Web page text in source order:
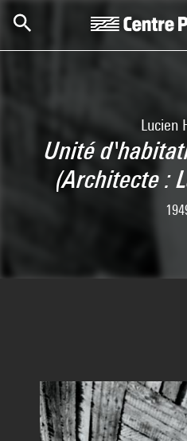
Lucien
Unité
(Architecte :